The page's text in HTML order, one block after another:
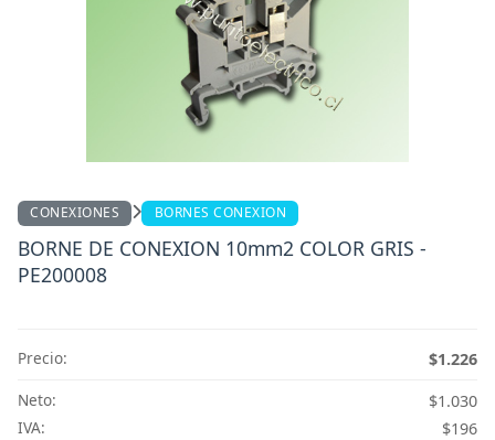
CONEXIONES BORNES CONEXION
BORNE DE CONEXION 10mm2 COLOR GRIS -
PE200008
Precio:
$1.226
Neto:
$1.030
IVA:
$196